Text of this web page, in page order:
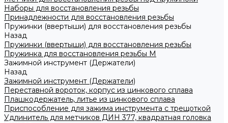
Наборы для восстановления резьбы
Принадлежности для восстановления резьбы
Пружинки (ввертыши) для восстановления резьбы
Назад
Пружинки (ввертыши) для восстановления резьбы
Пружинка для восстановления резьбы M
Зажимной инструмент (Держатели)
Назад
Зажимной инструмент (Держатели)
Переставной вороток, корпус из цинкового сплава
Плашкодержатель, литье из цинкового сплава
Приспособление для зажима инструмента с трещоткой
Удлинитель для метчиков ДИН 377, квадратная головка